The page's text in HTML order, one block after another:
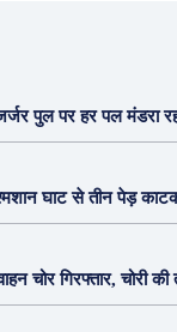
पुल पर हर पल मंडरा
घाट से तीन पेड़
चोर गिरफ्तार, चोरी की